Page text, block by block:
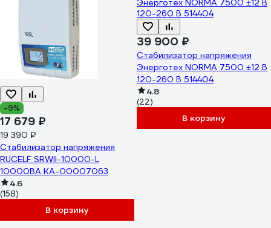
-9%
17 679 ₽
19 390 ₽
Стабилизатор напряжения
RUCELF SRWII-10000-L
10000ВА КА-00007063
4.6
(158)
В корзину
39 900 ₽
Стабилизатор напряжения
Энерготех NORMA 7500 ±12 В
120-260 В 514404
4.8
(22)
В корзину